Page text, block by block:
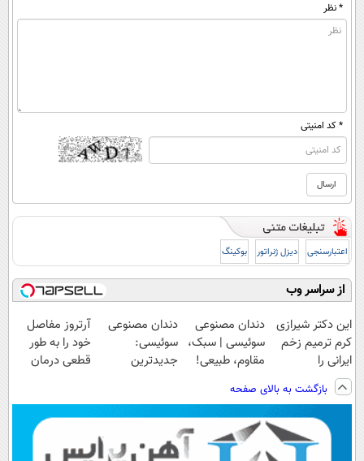
* نظر
* کد امنیتی
اعتبارسنجی دیزل ژنراتور بوکینگ
از سراسر وب
این دکتر شیرازی
کرم ترمیم زخم
ایرانی را
ساخت!!!
دندان مصنوعی
سوئیسی | سبک،
مقاوم، طبیعی!
رایگان+پرداخت
اقساطی😍
دندان مصنوعی
سوئیسی:
جدیدترین
پرداخت قسطی
آرتروز مفاصل
خود را به طور
قطعی درمان
بازگشت به بالای صفحه